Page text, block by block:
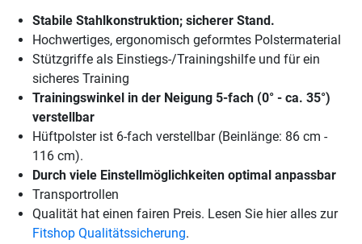
Stabile Stahlkonstruktion; sicherer Stand.
Hochwertiges, ergonomisch geformtes Polstermaterial
Stützgriffe als Einstiegs-/Trainingshilfe und für ein
sicheres Training
Trainingswinkel in der Neigung 5-fach (0° - ca. 35°)
verstellbar
Hüftpolster ist 6-fach verstellbar (Beinlänge: 86 cm -
116 cm).
Durch viele Einstellmöglichkeiten optimal anpassbar
Transportrollen
Qualität hat einen fairen Preis. Lesen Sie hier alles zur
Fitshop Qualitätssicherung.